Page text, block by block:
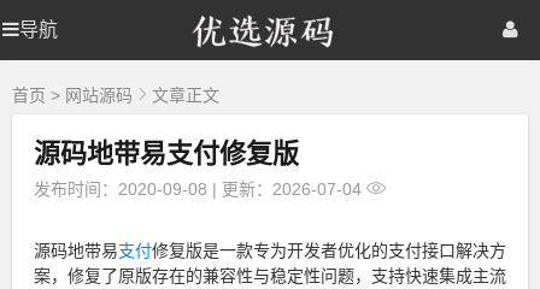
导航
优
选
码
优
选
首页 网站源码
棋牌源码
首页 > 网站源码 文章正文
源码地带易支付修复版
发布时间：2020-09-08 | 更新：2026-07-04
源码地带易支付修复版是一款专为开发者优化的支付接口解决方
案，修复了原版存在的兼容性与稳定性问题，支持快速集成主流